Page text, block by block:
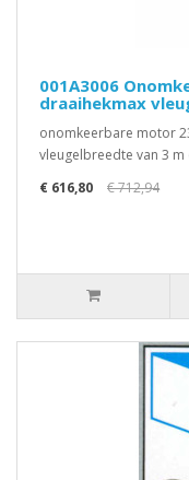
001A3006
draaihekmax
onomkeerbare motor
vleugelbreedte van 3
€ 616,80
€ 712,94